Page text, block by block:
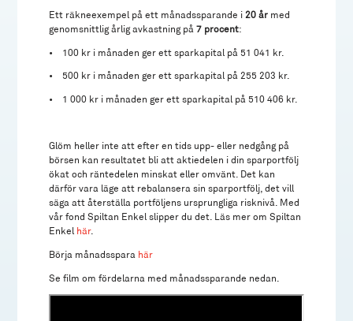
Ett räkneexempel på ett månadssparande i20 år med
genomsnittlig årlig avkastning på7 procent:
• 100 kr i månaden ger ett sparkapital på 51 041 kr.
• 500 kr i månaden ger ett sparkapital på 255 203 kr.
• 1 000 kr i månaden ger ett sparkapital på 510 406 kr.
Glöm heller inte att efter en tids upp- eller nedgång på
börsen kan resultatet bli att aktiedelen i din sparportfölj
ökat och räntedelen minskat eller omvänt. Det kan
därför vara läge att rebalansera sin sparportfölj, det vill
säga att återställa portföljens ursprungliga risknivå. Med
vår fond Spiltan Enkel slipper du det. Läs mer om Spiltan
Enkel
här.
Börja månadsspara här
Se film om fördelarna med månadssparande nedan.